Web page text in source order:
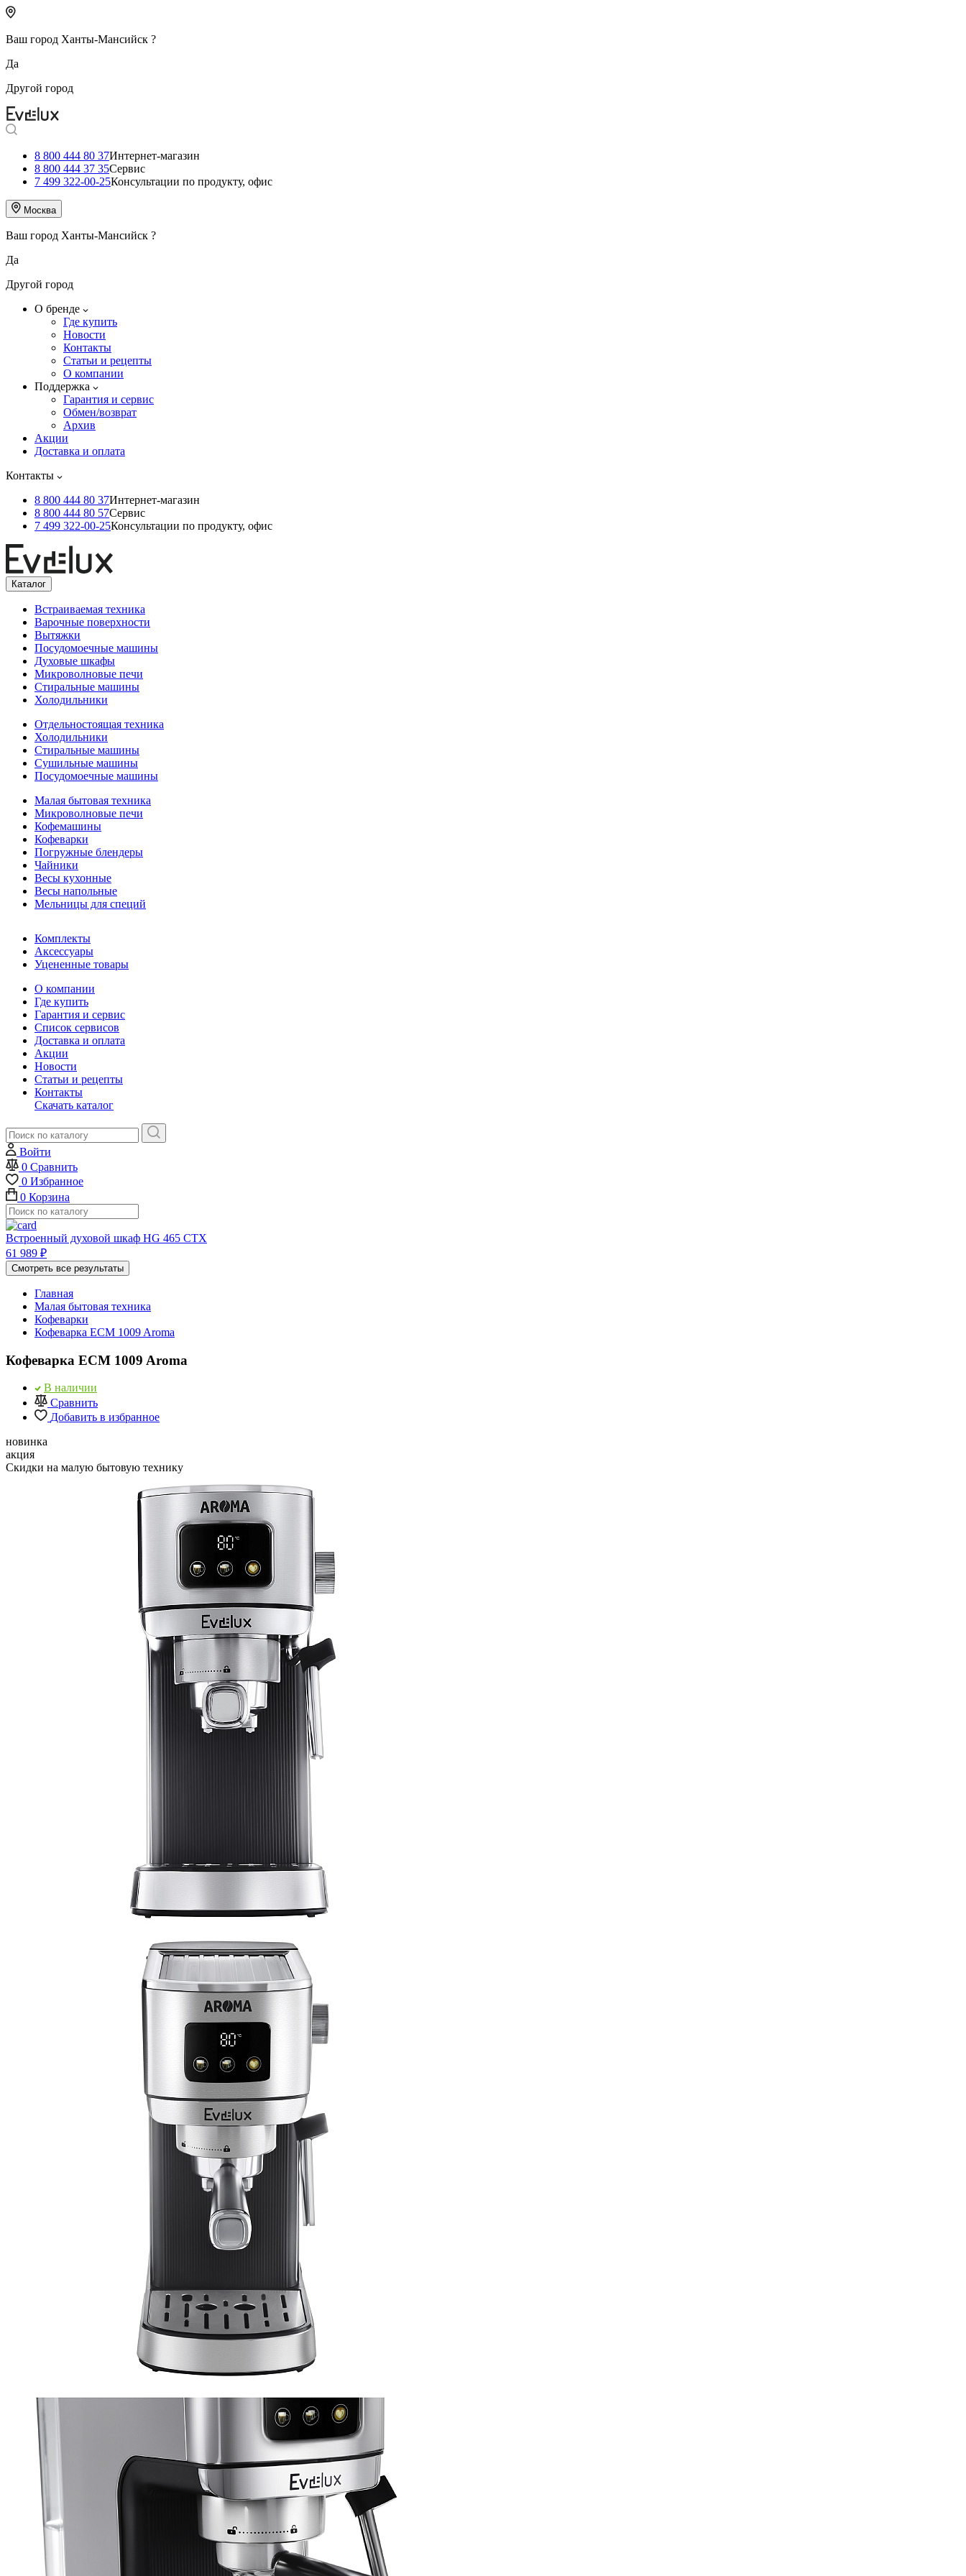
Ваш город Ханты-Мансийск ?
Да
Другой город
8 800 444 80 37Интернет-магазин
8 800 444 37 35Сервис
7 499 322-00-25Консультации по продукту, офис
Москва
Ваш город Ханты-Мансийск ?
Да
Другой город
О бренде
Где купить
Новости
Контакты
Статьи и рецепты
О компании
Поддержка
Гарантия и сервис
Обмен/возврат
Архив
Акции
Доставка и оплата
Контакты
8 800 444 80 37Интернет-магазин
8 800 444 80 57Сервис
7 499 322-00-25Консультации по продукту, офис
Каталог
Встраиваемая техника
Варочные поверхности
Вытяжки
Посудомоечные машины
Духовые шкафы
Микроволновые печи
Стиральные машины
Холодильники
Отдельностоящая техника
Холодильники
Стиральные машины
Сушильные машины
Посудомоечные машины
Малая бытовая техника
Микроволновые печи
Кофемашины
Кофеварки
Погружные блендеры
Чайники
Весы кухонные
Весы напольные
Мельницы для специй
Комплекты
Аксессуары
Уцененные товары
О компании
Где купить
Гарантия и сервис
Список сервисов
Доставка и оплата
Акции
Новости
Статьи и рецепты
Контакты
Скачать каталог
Войти
0 Сравнить
0 Избранное
0 Корзина
Встроенный духовой шкаф HG 465 CTX
61 989 ₽
Смотреть все результаты
Главная
Малая бытовая техника
Кофеварки
Кофеварка ECM 1009 Aroma
Кофеварка ECM 1009 Aroma
В наличии
Сравнить
Добавить в избранное
новинка
акция
Скидки на малую бытовую технику